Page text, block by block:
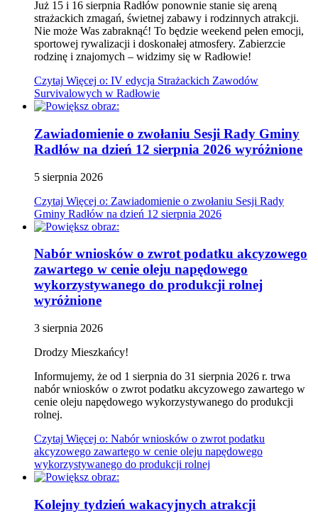
Już 15 i 16 sierpnia Radłów ponownie stanie się areną
strażackich zmagań, świetnej zabawy i rodzinnych atrakcji.
Nie może Was zabraknąć! To będzie weekend pełen emocji,
sportowej rywalizacji i doskonałej atmosfery. Zabierzcie
rodzinę i znajomych – widzimy się w Radłowie!
Czytaj Więcej o: IV edycja Strażackich Zawodów
Survivalowych w Radłowie
Zawiadomienie o zwołaniu Sesji Rady Gminy
Radłów na dzień 12 sierpnia 2026 wyróżnione
5 sierpnia 2026
Czytaj Więcej o: Zawiadomienie o zwołaniu Sesji Rady
Gminy Radłów na dzień 12 sierpnia 2026
Nabór wniosków o zwrot podatku akcyzowego
zawartego w cenie oleju napędowego
wykorzystywanego do produkcji rolnej
wyróżnione
3 sierpnia 2026
Drodzy Mieszkańcy!
Informujemy, że od 1 sierpnia do 31 sierpnia 2026 r. trwa
nabór wniosków o zwrot podatku akcyzowego zawartego w
cenie oleju napędowego wykorzystywanego do produkcji
rolnej.
Czytaj Więcej o: Nabór wniosków o zwrot podatku
akcyzowego zawartego w cenie oleju napędowego
wykorzystywanego do produkcji rolnej
Kolejny tydzień wakacyjnych atrakcji